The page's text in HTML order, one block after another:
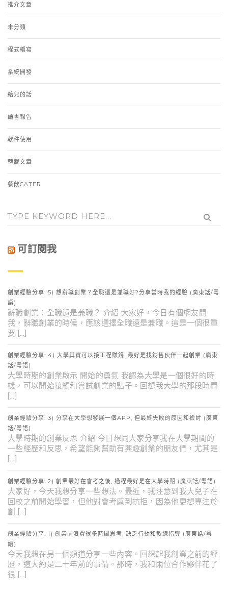
推介文章
未分類
程式編寫
系統開發
給兒的話
讀書報告
軟件使用
轉載文章
餐飲CATER
可訂閱我
創業經驗分享: 5) 想辭職創業？全職還是兼職好?分享當時我的經驗 (廣東話/粵
語)
辭職創業：全職還是兼職？ 介紹 大家好，今日有個網友問
我，辭職創業的時候，應該選擇全職還是兼職。這是一個很重
要 […]
創業經驗分享: 4) 大學其實可以接工程賺錢, 最好是找銷售伙伴一起創業 (廣東
話/粵語)
大學時期的創業啟示 開始的勇氣 我認為大學是一個很好的時
機，可以開始接觸和嘗試創業的點子。回想我大學的那段時間
[…]
創業經驗分享: 3) 分享在大學想發展一個APP, 但最終失敗的原因和檢討 (廣東
話/粵語)
大學時期的創業反思 介紹 今日想同大家分享我在大學期間的
一些經歷和反思，希望能夠幫助有興趣創業的朋友們，尤其是
[…]
創業經驗分享: 2) 創業最好在會考之後, 過程最好是在大學時期 (廣東話/粵語)
大家好，今天我想分享一些想法。最近，我注意到我大兒子在
回校之前開始學習，但他對會考感到抗拒，因為他更想專注於
創 […]
創業經驗分享: 1) 創業前浪費很多時間思考, 缺乏行動和教練指導 (廣東話/粵
語)
今天我想在另一個頻道分享一些內容。回想起我創業之前的經
歷，這大約是二十年前的事情。那時，我和兩位合作夥伴花了
很 […]